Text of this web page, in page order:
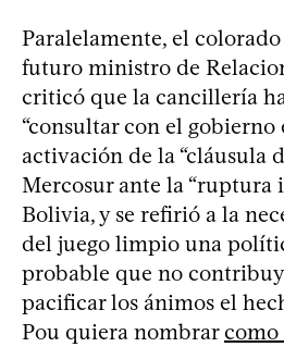
Paralelamente, el
futuro ministro de
criticó que la cancillería
“consultar con el gobierno
activación de la “cláusula
Mercosur ante la “ruptura
Bolivia, y se refirió a la
del juego limpio una
probable que no
pacificar los ánimos el
Pou quiera nombrar